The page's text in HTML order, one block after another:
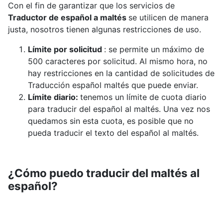
Con el fin de garantizar que los servicios de
Traductor de español a maltés se utilicen de manera
justa, nosotros tienen algunas restricciones de uso.
Límite por solicitud : se permite un máximo de
500 caracteres por solicitud. Al mismo hora, no
hay restricciones en la cantidad de solicitudes de
Traducción español maltés que puede enviar.
Límite diario: tenemos un límite de cuota diario
para traducir del español al maltés. Una vez nos
quedamos sin esta cuota, es posible que no
pueda traducir el texto del español al maltés.
¿Cómo puedo traducir del maltés al
español?